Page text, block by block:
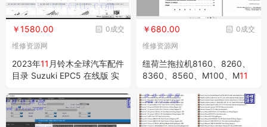
0成交
￥1580.00
维修资源网
2023年11 月铃木全球汽车配件
目录 Suzuki EPC5 在线版 实
0成交
￥680.00
维修资源网
纽荷兰拖拉机8160、8260、
8360、8560、M100、M11